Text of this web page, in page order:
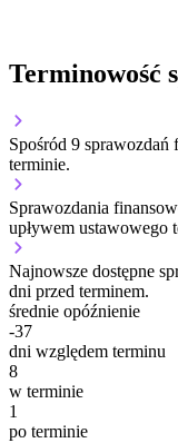
Terminowość
Spośród 9 sprawozdań
terminie.
Sprawozdania
upływem ustawowego
Najnowsze dostępne
dni przed terminem.
średnie opóźnienie
-37
dni względem terminu
8
w terminie
1
po terminie